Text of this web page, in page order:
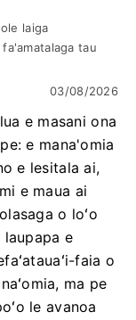
laiga
tau
03/08/2026
e masani ona
e mana'omia
e lesitala ai,
e maua ai
o loʻo
laupapa e
faia o
ma pe
le avanoa